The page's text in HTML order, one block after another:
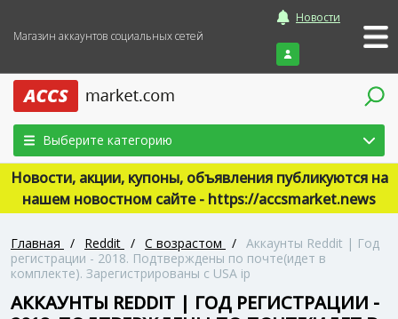
Магазин аккаунтов социальных сетей
Новости
Войти
Выберите категорию
Новости, акции, купоны, объявления публикуются на
нашем новостном сайте - https://accsmarket.news
Главная / Reddit / С возрастом / Аккаунты Reddit | Год
регистрации - 2018. Подтверждены по почте(идет в
комплекте). Зарегистрированы с USA ip
АККАУНТЫ REDDIT | ГОД РЕГИСТРАЦИИ -